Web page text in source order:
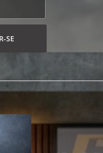
estrutura para
e ao lado de
amplo espaço,
sociais, sala de
sempre sonhou.
onde apenas
Se você deseja
SE